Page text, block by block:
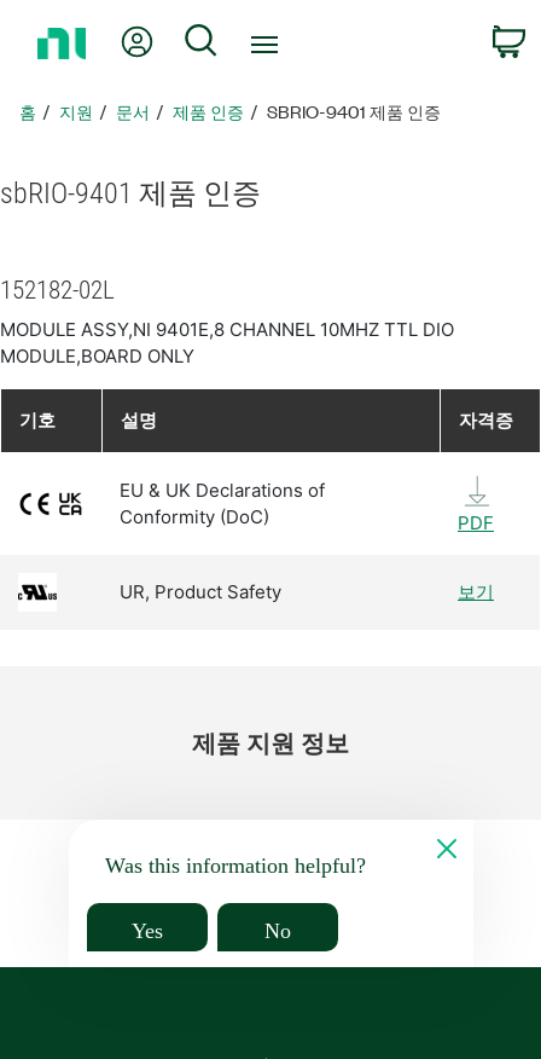
지
아
내 계정 검색
홈 지원 문서 제품 인증 SBRIO-9401 제품 인증
sbRIO-9401 제품 인증
152182-02L
MODULE ASSY,NI 9401E,8 CHANNEL 10MHZ TTL DIO
MODULE,BOARD ONLY
기호 설명 자격증
EU & UK Declarations of
Conformity (DoC)
PDF
UR, Product Safety 보기
제품 지원 정보
Was this information helpful?
Yes No